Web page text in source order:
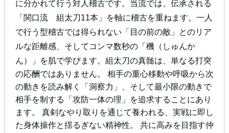
に分かれて行う対人稽古です。当流では、伝承される
「関口流 組太刀11本」を軸に稽古を重ねます。一人
で行う型稽古では得られない「目の前の敵」とのリア
ルな距離感、そしてコンマ数秒の「機（しゅんか
ん）」を肌で学びます。 組太刀の真髄は、単なる打突
の応酬ではありません。 相手の重心移動や呼吸から次
の動きを読み解く「洞察力」、そして最小限の動きで
相手を制する「攻防一体の理」を追求することにあり
ます。 真剣なやり取りを通じて養われる、実戦に即し
た身体操作と揺るぎない精神性。 共に高みを目指す仲